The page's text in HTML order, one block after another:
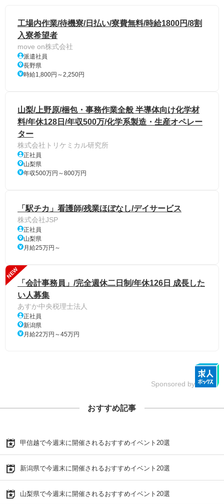
工場内作業/待機寮/日払い/寮費無料/時給1800円/8割
入寮希望者
move on株式会社
派遣社員
長野県
時給1,800円～2,250円
山梨/上野原/梱包・事務作業全般 半導体向け化学材
料/年休128日/年収500万/化学系製造・生産オペレー
ター
株式会社トリケミカル研究所
正社員
山梨県
年収500万円～800万円
「駅チカ」看護師/残業ほぼなし/デイサービス
株式会社JSP
正社員
山梨県
月給25万円～
NEW
「会計事務員」/完全週休二日制/年休126日 成長した
い人募集
あすか中央税理士法人
正社員
新潟県
月給22万円～45万円
Sponsored by
おすすめ記事
甲信越で今週末に開催されるおすすめイベント20選
新潟県で今週末に開催されるおすすめイベント20選
山梨県で今週末に開催されるおすすめイベント20選